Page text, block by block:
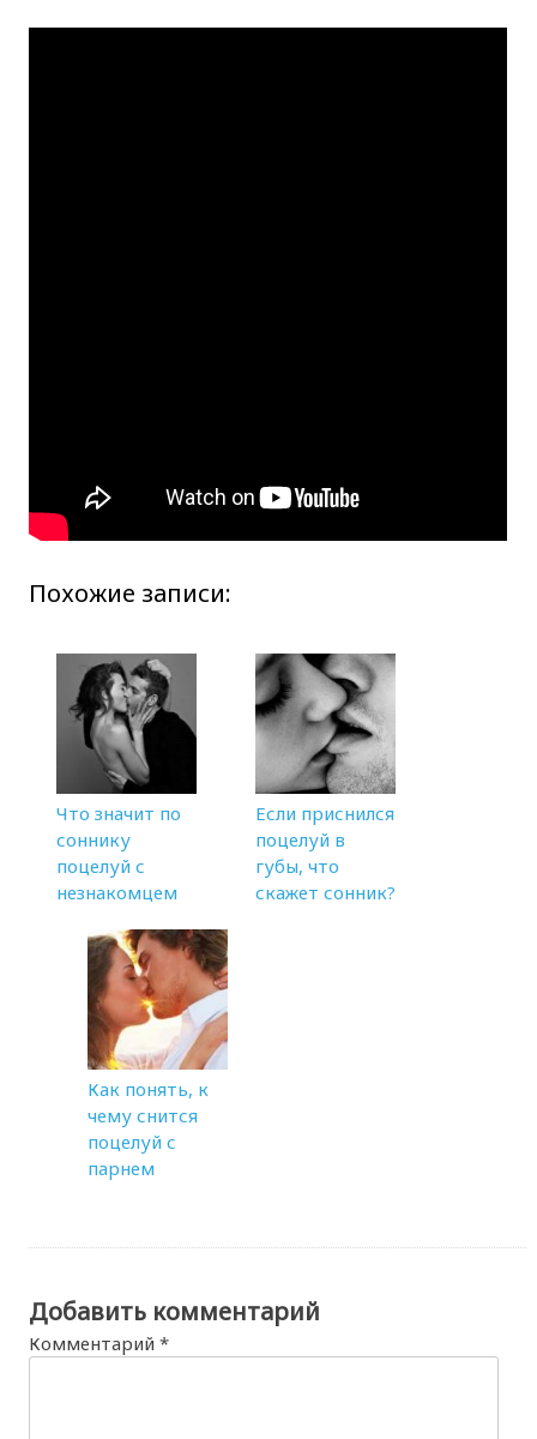
Похожие записи:
Что значит по
соннику
поцелуй с
незнакомцем
Если приснился
поцелуй в
губы, что
скажет сонник?
Как понять, к
чему снится
поцелуй с
парнем
Добавить комментарий
Комментарий*